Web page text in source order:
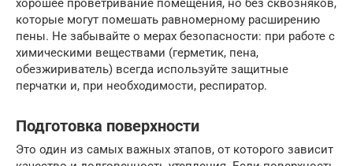
хорошее проветривание помещения, но без сквозняков,
которые могут помешать равномерному расширению
пены. Не забывайте о мерах безопасности: при работе с
химическими веществами (герметик, пена,
обезжириватель) всегда используйте защитные
перчатки и, при необходимости, респиратор.
Подготовка поверхности
Это один из самых важных этапов, от которого зависит